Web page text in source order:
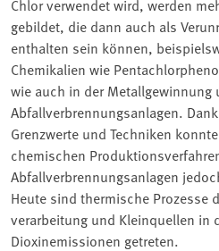
Chlor verwendet wird, werden
gebildet, die dann auch als
enthalten sein können,
Chemikalien wie
wie auch in der Metallgewinnung
Abfallverbrennungsanlagen.
Grenzwerte und Techniken
chemischen
Abfallverbrennungsanlagen
Heute sind thermische Prozesse
verarbeitung und Kleinquellen in
Dioxinemissionen getreten.